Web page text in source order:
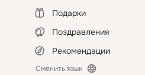
Подарки
Поздравления
Рекомендации
Сменить язык